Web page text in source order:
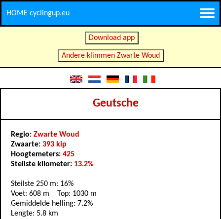
HOME cyclingup.eu
Download app
Andere klimmen Zwarte Woud
Geutsche
Regio: Zwarte Woud
Zwaarte: 393 kip
Hoogtemeters: 425
Steilste kilometer: 13.2%
Steilste 250 m: 16%
Voet: 608 m Top: 1030 m
Gemiddelde helling: 7.2%
Lengte: 5.8 km